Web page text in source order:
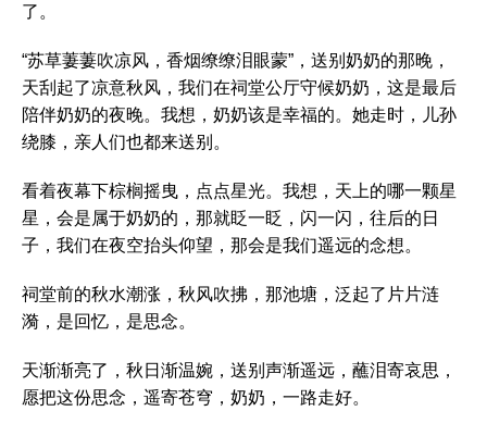
了。
“苏草萋萋吹凉风，香烟缭缭泪眼蒙”，送别奶奶的那晚，
天刮起了凉意秋风，我们在祠堂公厅守候奶奶，这是最后
陪伴奶奶的夜晚。我想，奶奶该是幸福的。她走时，儿孙
绕膝，亲人们也都来送别。
看着夜幕下棕榈摇曳，点点星光。我想，天上的哪一颗星
星，会是属于奶奶的，那就眨一眨，闪一闪，往后的日
子，我们在夜空抬头仰望，那会是我们遥远的念想。
祠堂前的秋水潮涨，秋风吹拂，那池塘，泛起了片片涟
漪，是回忆，是思念。
天渐渐亮了，秋日渐温婉，送别声渐遥远，蘸泪寄哀思，
愿把这份思念，遥寄苍穹，奶奶，一路走好。